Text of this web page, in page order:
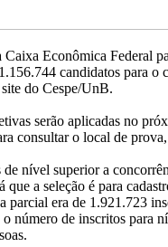
Caixa Econômica Federal
candidatos para
do Cespe/UnB.
serão aplicadas no
consultar o local de
de nível superior a
que a seleção é para
parcial era de 1.921.723
número de inscritos para